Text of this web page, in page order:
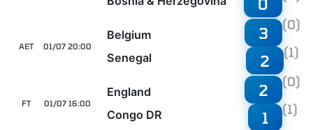
01/07 20:00
AET
Belgium
Senegal
3 (0)
2 (1)
01/07 16:00
FT
England
Congo DR
2 (0)
1 (1)